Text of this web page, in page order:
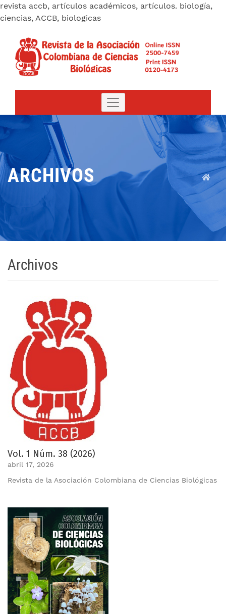
revista accb, artículos académicos, artículos. biología,
ciencias, ACCB, biologicas
ARCHIVOS
Archivos
Vol. 1 Núm. 38 (2026)
abril 17, 2026
Revista de la Asociación Colombiana de Ciencias Biológicas